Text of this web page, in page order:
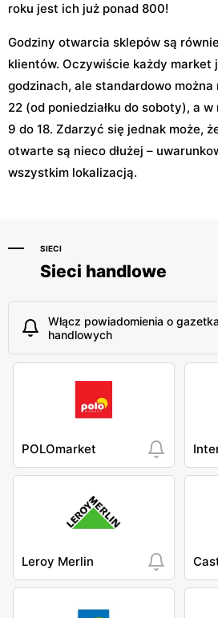
roku jest ich już ponad 800!
Godziny otwarcia sklepów są
klientów. Oczywiście każdy
godzinach, ale standardowo
22 (od poniedziałku do soboty), a
9 do 18. Zdarzyć się jednak może,
otwarte są nieco dłużej –
wszystkim lokalizacją.
SIECI
Sieci handlowe
Włącz powiadomienia o
handlowych
POLOmarket
Leroy Merlin